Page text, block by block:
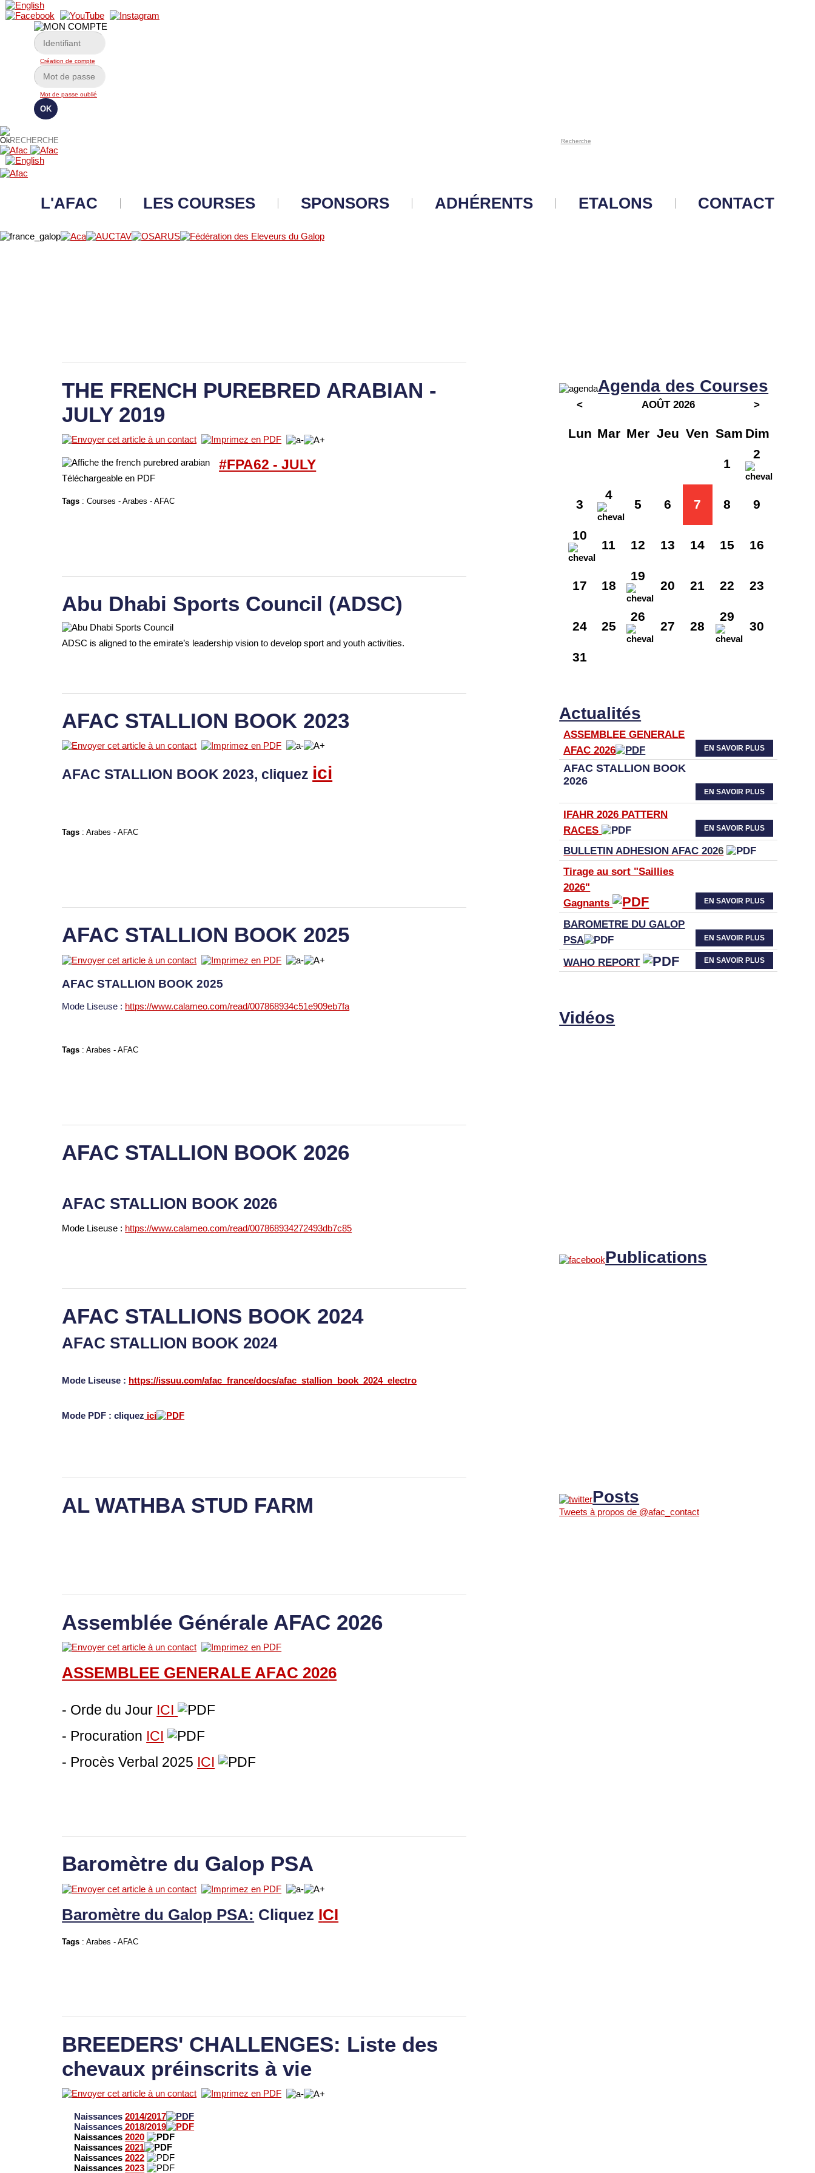
Création de compte
Mot de passe oublié
Recherche
L'AFAC LES COURSES SPONSORS ADHÉRENTS ETALONS CONTACT
THE FRENCH PUREBRED ARABIAN -
JULY 2019
#FPA62 - JULY
Téléchargeable en PDF
Tags :Courses -Arabes -AFAC
Abu Dhabi Sports Council (ADSC)
ADSC is aligned to the emirate’s leadership vision to develop sport and youth activities.
AFAC STALLION BOOK 2023
AFAC STALLION BOOK 2023, cliquez ici
Tags :Arabes -AFAC
AFAC STALLION BOOK 2025
AFAC STALLION BOOK 2025
Mode Liseuse : https://www.calameo.com/read/007868934c51e909eb7fa
Tags :Arabes -AFAC
AFAC STALLION BOOK 2026
AFAC STALLION BOOK 2026
Mode Liseuse : https://www.calameo.com/read/007868934272493db7c85
AFAC STALLIONS BOOK 2024
AFAC STALLION BOOK 2024
Mode Liseuse : https://issuu.com/afac_france/docs/afac_stallion_book_2024_electro
Mode PDF : cliquez ici
AL WATHBA STUD FARM
Assemblée Générale AFAC 2026
ASSEMBLEE GENERALE AFAC2026
- Orde du Jour ICI
- Procuration ICI
- Procès Verbal 2025 ICI
Baromètre du Galop PSA
Baromètre du Galop PSA: Cliquez ICI
Tags :Arabes -AFAC
BREEDERS' CHALLENGES: Liste des
chevaux préinscrits à vie
Naissances2014/2017
Naissances 2018/2019
Naissances2020
Naissances2021
Naissances 2022
Naissances 2023
Agenda des Courses
< AOÛT 2026 >
Lun Mar Mer Jeu Ven Sam Dim
1
2
3
4
5 6 7 8 9
10
11 12 13 14 15 16
17 18
19
20 21 22 23
24 25
26
27 28
29
30
31
Actualités
ASSEMBLEE GENERALE
AFAC 2026
EN SAVOIR PLUS
AFAC STALLION BOOK
2026
EN SAVOIR PLUS
IFAHR 2026 PATTERN
RACES
EN SAVOIR PLUS
BULLETIN ADHESION AFAC 2026
Tirage au sort "Saillies
2026"
Gagnants
EN SAVOIR PLUS
BAROMETRE DU GALOP
PSA
EN SAVOIR PLUS
WAHO REPORT EN SAVOIR PLUS
Vidéos
Publications
Posts
Tweets à propos de @afac_contact